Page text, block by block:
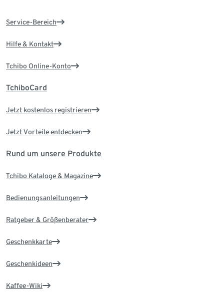
Service-Bereich
Hilfe & Kontakt
Tchibo Online-Konto
TchiboCard
Jetzt kostenlos registrieren
Jetzt Vorteile entdecken
Rund um unsere Produkte
Tchibo Kataloge & Magazine
Bedienungsanleitungen
Ratgeber & Größenberater
Geschenkkarte
Geschenkideen
Kaffee-Wiki